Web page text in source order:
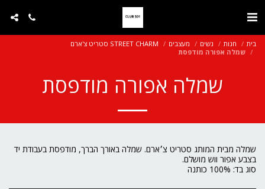
בית חנות נשים מעצבים
STREET CHARM סטריט צ'ארם
שמלה אפורה מודפסת
שמלה אפורה מודפסת
שמלה מבית המותג סטריט צ׳ארם. שמלה באורך הברך, מודפסת בעבודת יד
סוג בד: 100% כותנה